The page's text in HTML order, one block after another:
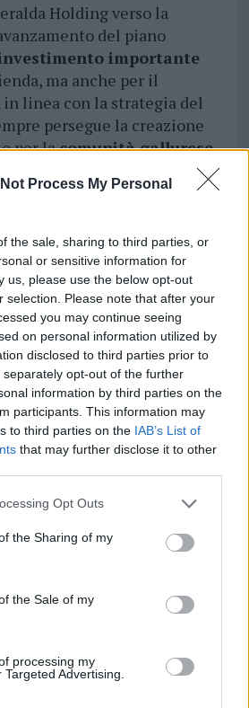
Process My Personal
the sale, sharing to third parties, or
or sensitive information for
us, please use the below opt-out
selection. Please note that after your
you may continue seeing
on personal information utilized by
disclosed to third parties prior to
opt-out of the further
information by third parties on the
participants. This information may
to third parties on the IAB’s List of
that may further disclose it to other
app uses one or more Google
or usage behaviour. You may click to
Google and its third-party tags to
specified purposes in below Google
Opt Outs
the Sharing of my
the Sale of my
processing my
Advertising.
Holding verso la
del piano
importante
ma anche per il
linea con la strategia del
persegue la creazione
per lacomunità gallurese
di economici a partire dalle
locali e fornitori coinvolti
e i corsi online.
di valorizzazione e
anche quest’anno,
e il cambiamento di
il Gruppo sta portando
iniziative gratuitegià
precedentiper supportare
delle comunità
sulle nuove
icorsi formativi di
oltre 345 iscritti